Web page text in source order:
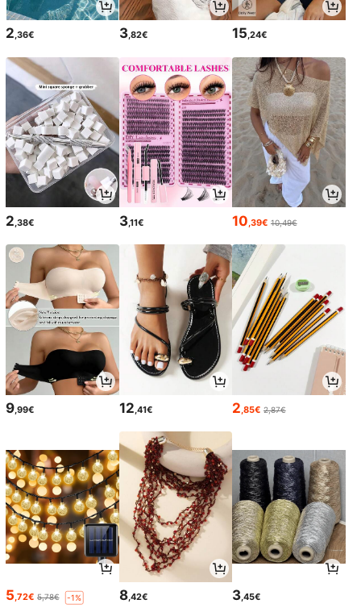
2,36€ 3,82€ 15,24€
2 ,38€ 3,11€ 10 ,39€ 10,49€
9,99€ 12,41€ 2,85€ 2,87€
5,72€ 5,78€ -1% 8,42€ 3,45€